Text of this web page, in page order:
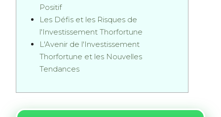
Positif
Les Défis et les Risques de
l'Investissement Thorfortune
L'Avenir de l'Investissement
Thorfortune et les Nouvelles
Tendances